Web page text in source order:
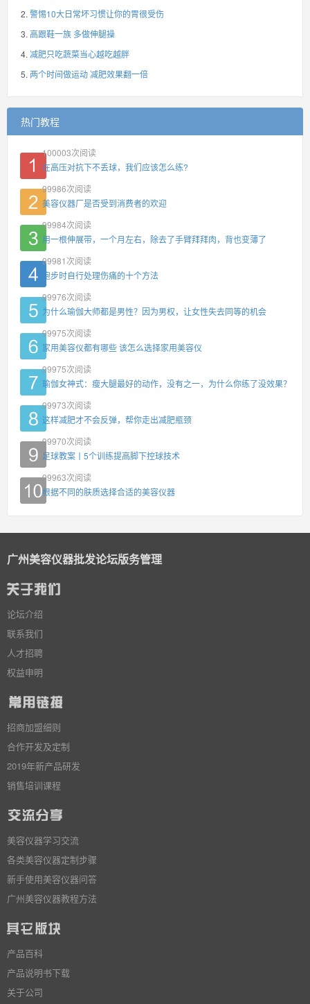
警惕10大日常坏习惯让你的胃很受伤
高跟鞋一族 多做伸腿操
减肥只吃蔬菜当心越吃越胖
两个时间做运动 减肥效果翻一倍
热门教程
100003次阅读
在高压对抗下不丢球，我们应该怎么练?
99986次阅读
美容仪器厂是否受到消费者的欢迎
99984次阅读
用一根伸展带，一个月左右，除去了手臂拜拜肉，背也变薄了
99981 次阅读
跑步时自行处理伤痛的十个方法
99976次阅读
为什么瑜伽大师都是男性？因为男权，让女性失去同等的机会
99975次阅读
家用美容仪都有哪些 该怎么选择家用美容仪
99975次阅读
瑜伽女神式：瘦大腿最好的动作，没有之一，为什么你练了没效果？
99973次阅读
这样减肥才不会反弹，帮你走出减肥瓶颈
99970次阅读
足球教案丨5个训练提高脚下控球技术
99963次阅读
根据不同的肤质选择合适的美容仪器
广州美容仪器批发论坛版务管理
论坛介绍
联系我们
人才招聘
权益申明
招商加盟细则
合作开发及定制
2019年新产品研发
销售培训课程
美容仪器学习交流
各类美容仪器定制步骤
新手使用美容仪器问答
广州美容仪器教程方法
产品百科
产品说明书下载
关于公司